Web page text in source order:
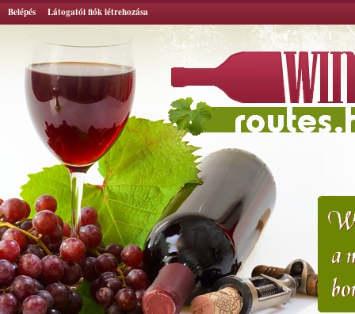
Belépés Látogatói fiók létrehozása